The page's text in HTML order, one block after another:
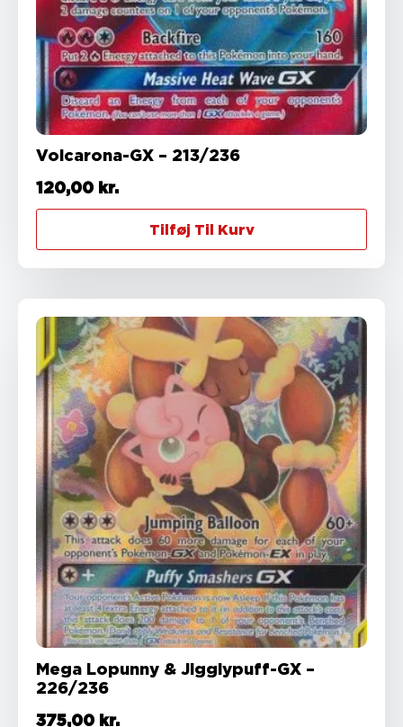
Volcarona-GX – 213/236
120,00 kr.
Tilføj Til Kurv
Mega Lopunny & Jigglypuff-GX –
226/236
375,00 kr.